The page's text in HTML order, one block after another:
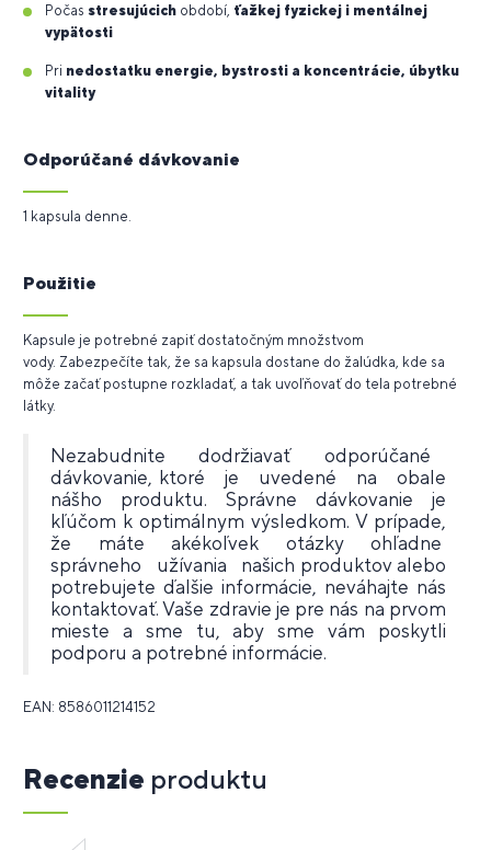
Počas stresujúcich období, ťažkej fyzickej i mentálnej
vypätosti
Pri nedostatku energie, bystrosti a koncentrácie, úbytku
vitality
Odporúčané dávkovanie
1 kapsula denne.
Použitie
Kapsule je potrebné zapiť dostatočným množstvom
vody. Zabezpečíte tak, že sa kapsula dostane do žalúdka, kde sa
môže začať postupne rozkladať, a tak uvoľňovať do tela potrebné
látky.
Nezabudnite dodržiavať odporúčané
dávkovanie, ktoré je uvedené na obale
nášho produktu. Správne dávkovanie je
kľúčom k optimálnym výsledkom. V prípade,
že máte akékoľvek otázky ohľadne
správneho užívania našich produktov alebo
potrebujete ďalšie informácie, neváhajte nás
kontaktovať. Vaše zdravie je pre nás na prvom
mieste a sme tu, aby sme vám poskytli
podporu a potrebné informácie.
EAN: 8586011214152
Recenzie produktu